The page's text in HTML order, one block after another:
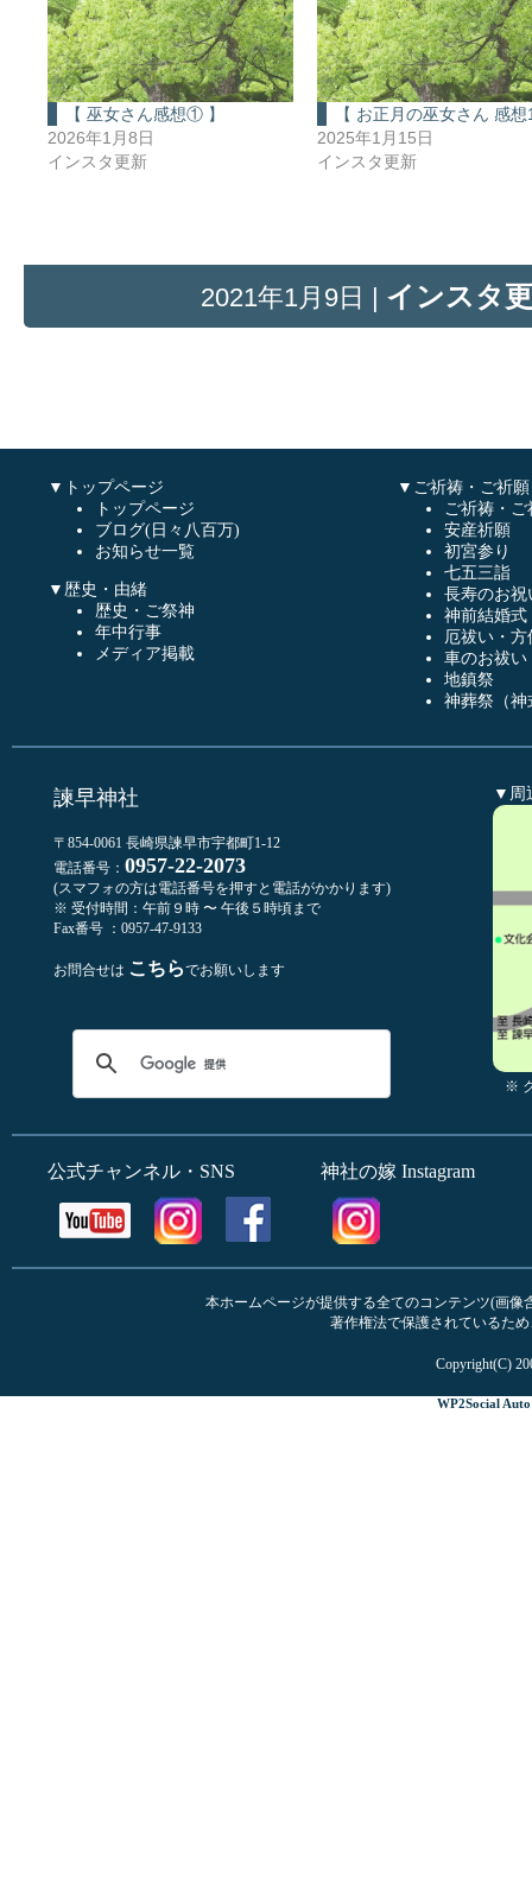
【 巫女さん感想① 】
2026年1月8日
インスタ更新
【 お正月の巫女さん 感
2025年1月15日
インスタ更新
2021年1月9日 | インスタ
▼トップページ
トップページ
ブログ(日々八百万)
お知らせ一覧
▼歴史・由緒
歴史・ご祭神
年中行事
メディア掲載
▼ご祈祷・ご祈願
ご祈祷・ご
安産祈願
初宮参り
七五三詣
長寿のお祝
神前結婚式
厄祓い・方
車のお祓い
地鎮祭
神葬祭（神
諫早神社
〒854-0061 長崎県諫早市宇都町1-12
電話番号： 0957-22-2073
(スマフォの方は電話番号を押すと電話がかかります)
※ 受付時間：午前９時 〜 午後５時頃まで
Fax番号 ：0957-47-9133
お問合せは こちらでお願いします
▼周
※
公式チャンネル・SNS 神社の嫁 Instagram
本ホームページが提供する全てのコンテンツ(画
著作権法で保護されているた
Copyright(C)
WP2Social